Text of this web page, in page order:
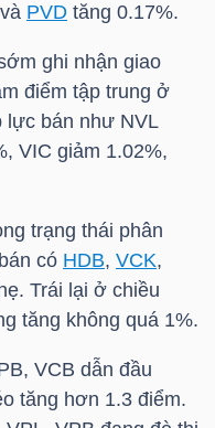
PVD tăng 0.17%.
ghi nhận giao
điểm tập trung ở
lực bán như NVL
VIC giảm 1.02%,
trạng thái phân
có HDB, VCK,
Trái lại ở chiều
tăng không quá 1%.
, VCB dẫn đầu
tăng hơn 1.3 điểm.